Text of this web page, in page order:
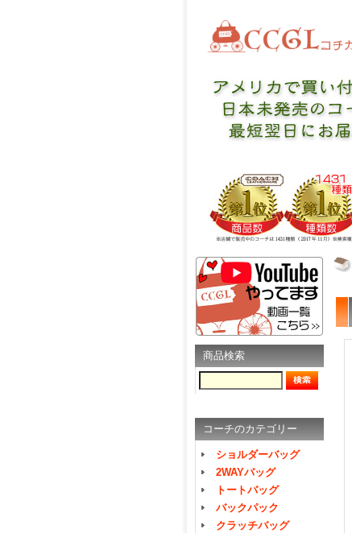
商品検索
コーチのカテゴリー
ショルダーバッグ
2WAYバッグ
トートバッグ
バックパック
クラッチバッグ